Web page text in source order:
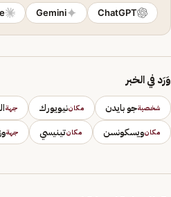
ChatGPT
Gemini
وَرَد في الخبر
شخصيةجو بايدن مكاننيويورك جهة
مكانويسكونسن مكانتينيسي جهة